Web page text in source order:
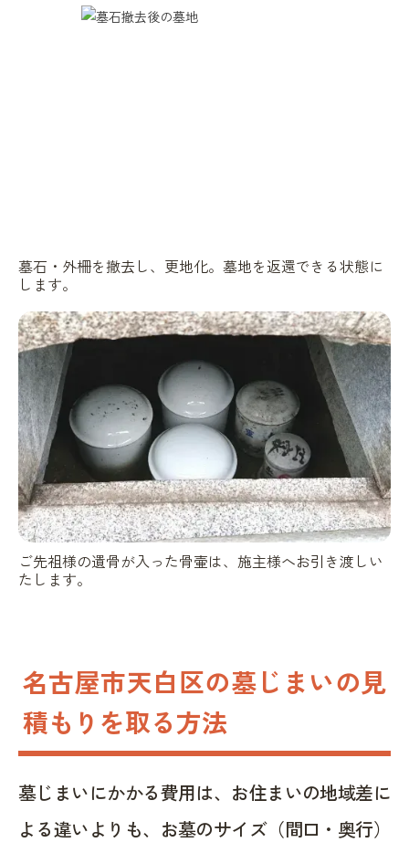
墓石・外柵を撤去し、更地化。墓地を返還できる状態に
します。
ご先祖様の遺骨が入った骨壷は、施主様へお引き渡しい
たします。
名古屋市天白区の墓じまいの見
積もりを取る方法
墓じまいにかかる費用は、お住まいの地域差に
よる違いよりも、お墓のサイズ（間口・奥行）